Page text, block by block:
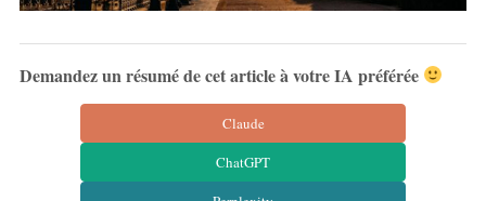
Demandez un résumé de cet article à votre IA préférée
Claude
ChatGPT